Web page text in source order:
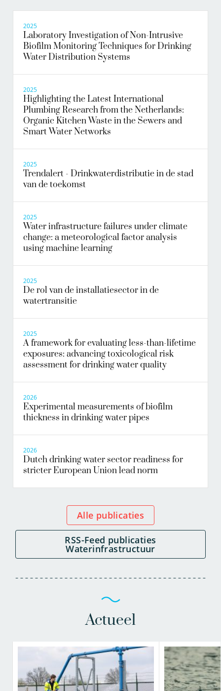
2025
Laboratory Investigation of Non-Intrusive
Biofilm Monitoring Techniques for Drinking
Water Distribution Systems
2025
Highlighting the Latest International
Plumbing Research from the Netherlands:
Organic Kitchen Waste in the Sewers and
Smart Water Networks
2025
Trendalert - Drinkwaterdistributie in de stad
van de toekomst
2025
Water infrastructure failures under climate
change: a meteorological factor analysis
using machine learning
2025
De rol van de installatiesector in de
watertransitie
2025
A framework for evaluating less-than-lifetime
exposures: advancing toxicological risk
assessment for drinking water quality
2026
Experimental measurements of biofilm
thickness in drinking water pipes
2026
Dutch drinking water sector readiness for
stricter European Union lead norm
Alle publicaties
RSS-Feed publicaties
Waterinfrastructuur
Actueel